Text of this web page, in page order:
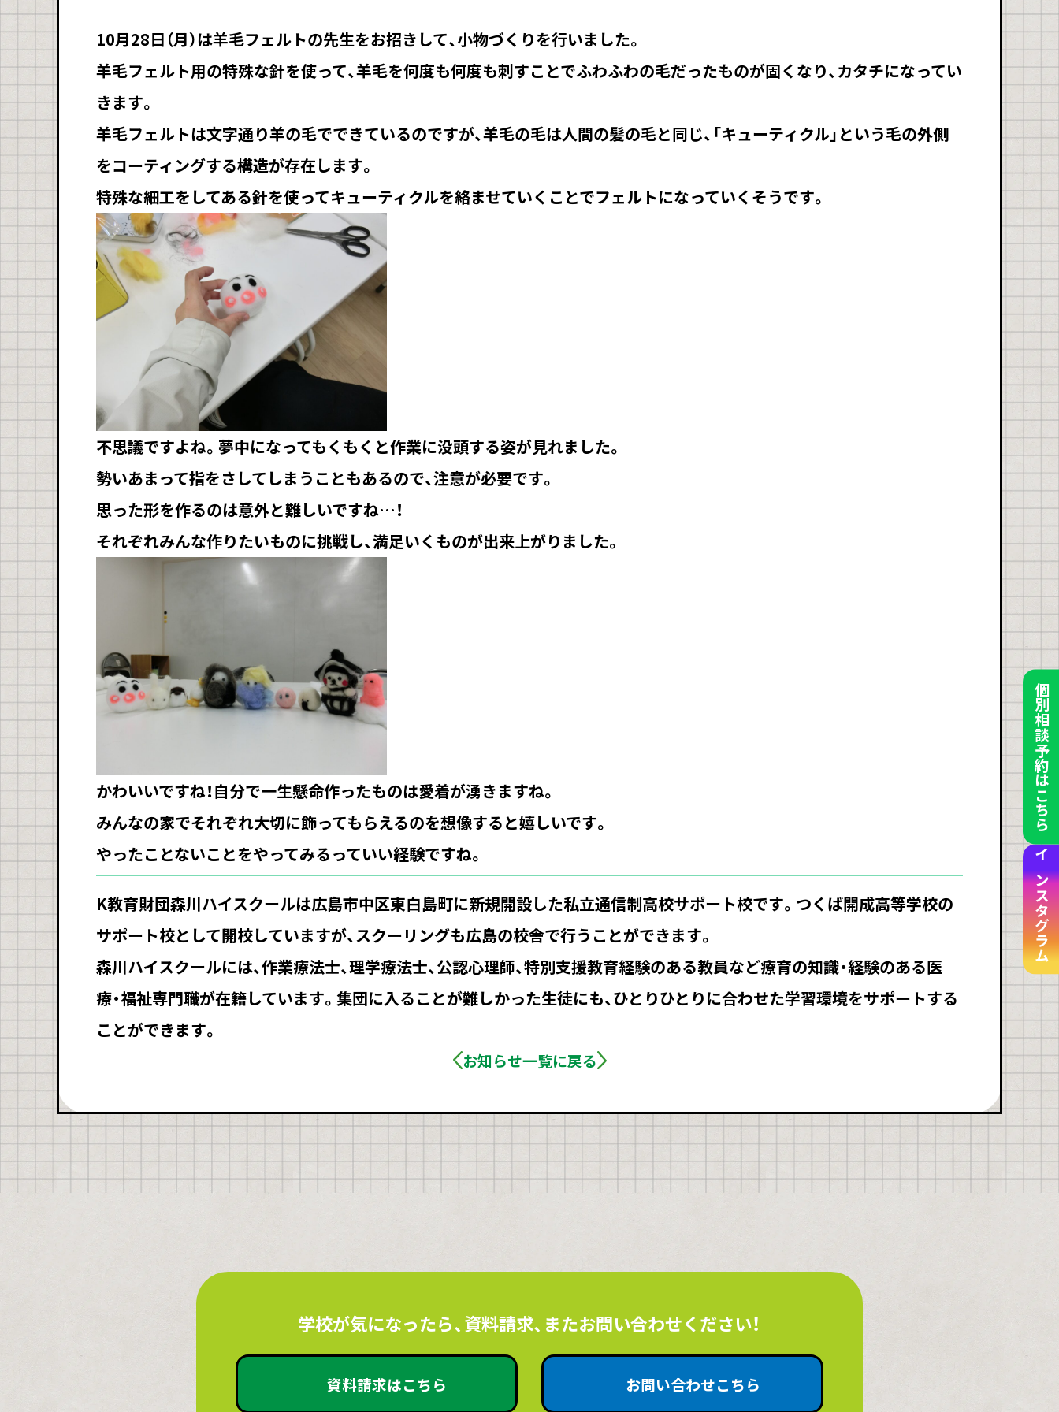
個別相談予約はこちら
インスタグラム
10月28日（月）は羊毛フェルトの先生をお招きして、小物づくりを行いました。
羊毛フェルト用の特殊な針を使って、羊毛を何度も何度も刺すことでふわふわの毛だったものが固くなり、カタチになってい
きます。
羊毛フェルトは文字通り羊の毛でできているのですが、羊毛の毛は人間の髪の毛と同じ、「キューティクル」という毛の外側
をコーティングする構造が存在します。
特殊な細工をしてある針を使ってキューティクルを絡ませていくことでフェルトになっていくそうです。
不思議ですよね。夢中になってもくもくと作業に没頭する姿が見れました。
勢いあまって指をさしてしまうこともあるので、注意が必要です。
思った形を作るのは意外と難しいですね…！
それぞれみんな作りたいものに挑戦し、満足いくものが出来上がりました。
かわいいですね！自分で一生懸命作ったものは愛着が湧きますね。
みんなの家でそれぞれ大切に飾ってもらえるのを想像すると嬉しいです。
やったことないことをやってみるっていい経験ですね。
K教育財団森川ハイスクールは広島市中区東白島町に新規開設した私立通信制高校サポート校です。つくば開成高等学校の
サポート校として開校していますが、スクーリングも広島の校舎で行うことができます。
森川ハイスクールには、作業療法士、理学療法士、公認心理師、特別支援教育経験のある教員など療育の知識・経験のある医
療・福祉専門職が在籍しています。集団に入ることが難しかった生徒にも、ひとりひとりに合わせた学習環境をサポートする
ことができます。
お知らせ一覧に戻る
学校が気になったら、資料請求、またお問い合わせください！
資料請求はこちら お問い合わせこちら